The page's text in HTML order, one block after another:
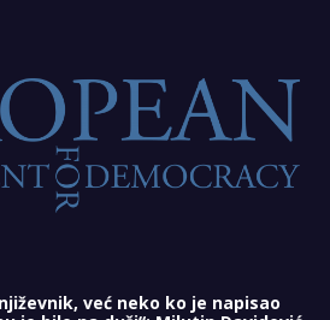
već neko ko je napisao